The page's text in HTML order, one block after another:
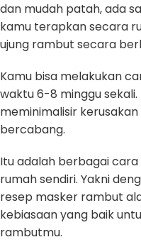
dan mudah patah, ada
kamu terapkan secara
ujung rambut secara
Kamu bisa melakukan
waktu 6-8 minggu
meminimalisir
bercabang.
Itu adalah berbagai
rumah sendiri. Yakni
resep masker rambut
kebiasaan yang baik
rambutmu.